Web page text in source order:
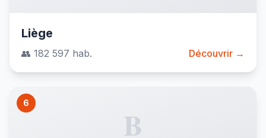
Liège
👥 182 597 hab. Découvrir →
6
B